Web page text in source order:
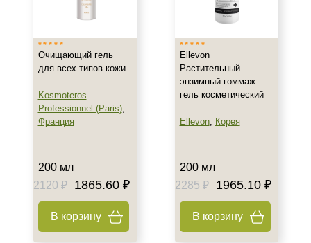
AHA-кислоты
Аминокислоты
Показать еще
Ежедневный
Очищающий гель
для всех типов кожи
Kosmoteros
Professionnel (Paris),
Франция
200 мл
2120 ₽
1865.60 ₽
В корзину
Ellevon
Растительный
энзимный гоммаж
гель косметический
Ellevon, Корея
200 мл
2285 ₽
1965.10 ₽
В корзину